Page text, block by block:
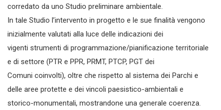
corredato da uno Studio preliminare ambientale.
In tale Studio l’intervento in progetto e le sue finalità vengono
inizialmente valutati alla luce delle indicazioni dei
vigenti strumenti di programmazione/pianificazione territoriale
e di settore (PTR e PPR, PRMT, PTCP, PGT dei
Comuni coinvolti), oltre che rispetto al sistema dei Parchi e
delle aree protette e dei vincoli paesistico-ambientali e
storico-monumentali, mostrandone una generale coerenza.